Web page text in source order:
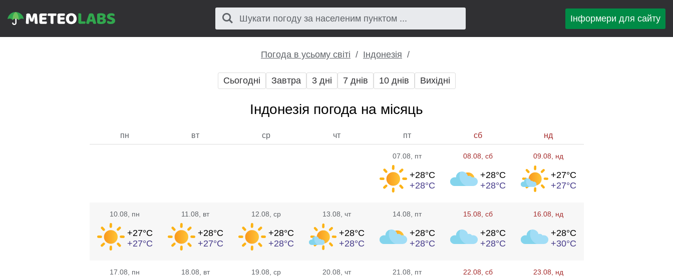
Інформери для сайту
Погода в усьому світі Індонезія
Сьогодні Завтра 3 дні 7 днів 10 днів Вихідні
Індонезія погода на місяць
пн вт ср чт пт сб нд
07.08 , пт
+28°C
+28°C
08.08 , сб
+28°C
+28°C
09.08 , нд
+27°C
+27°C
10.08 , пн
+27°C
+27°C
11.08 , вт
+28°C
+27°C
12.08 , ср
+28°C
+28°C
13.08 , чт
+28°C
+28°C
14.08 , пт
+28°C
+28°C
15.08 , сб
+28°C
+28°C
16.08 , нд
+28°C
+30°C
17.08 , пн 18.08 , вт 19.08 , ср 20.08 , чт 21.08 , пт 22.08 , сб 23.08 , нд